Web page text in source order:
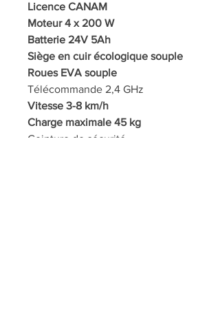
Licence CANAM
Moteur 4 x 200 W
Batterie 24V 5Ah
Siège en cuir écologique souple
Roues EVA souple
Télécommande 2,4 GHz
Vitesse 3-8 km/h
Charge maximale 45 kg
Ceinture de sécurité